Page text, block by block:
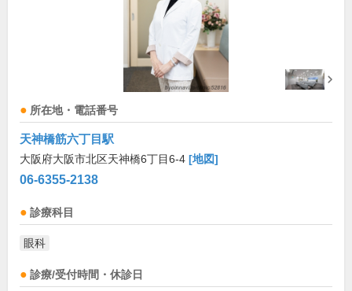
所在地・電話番号
天神橋筋六丁目駅
大阪府大阪市北区天神橋6丁目6-4 [地図]
06-6355-2138
診療科目
眼科
診療/受付時間・休診日